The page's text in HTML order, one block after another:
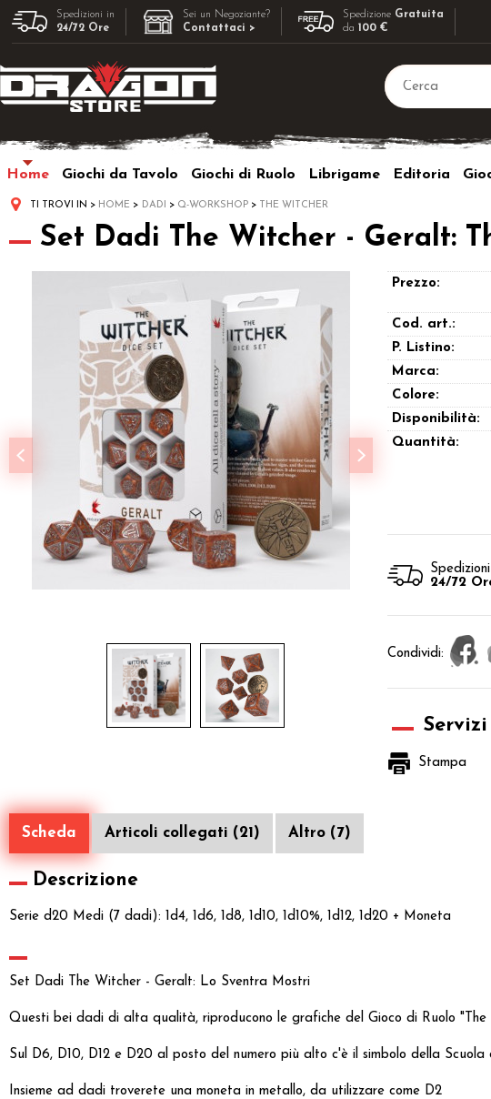
Spedizioni in
24/72 Ore
Sei un Negoziante?
Contattaci >
Spedizione Gratuita
da100 €
Home Giochi da Tavolo Giochi di Ruolo Librigame Editoria
TI TROVI IN HOME DADI Q-WORKSHOP THE WITCHER
Set Dadi The Witcher - Geralt:
Prezzo:
Cod. art.:
P. Listino:
Marca:
Colore:
Disponibilità:
Quantità:
24/72
Condividi:
Servizi
Stampa
Scheda Articoli collegati (21) Altro (7)
Descrizione
Serie d20 Medi (7 dadi): 1d4, 1d6, 1d8, 1d10, 1d10%, 1d12, 1d20 + Moneta
Set Dadi The Witcher - Geralt: Lo Sventra Mostri
Questi bei dadi di alta qualità, riproducono le grafiche del Gioco di Ruolo "The
Sul D6, D10, D12 e D20 al posto del numero più alto c'è il simbolo della Scuola
Insieme ad dadi troverete una moneta in metallo, da utilizzare come D2